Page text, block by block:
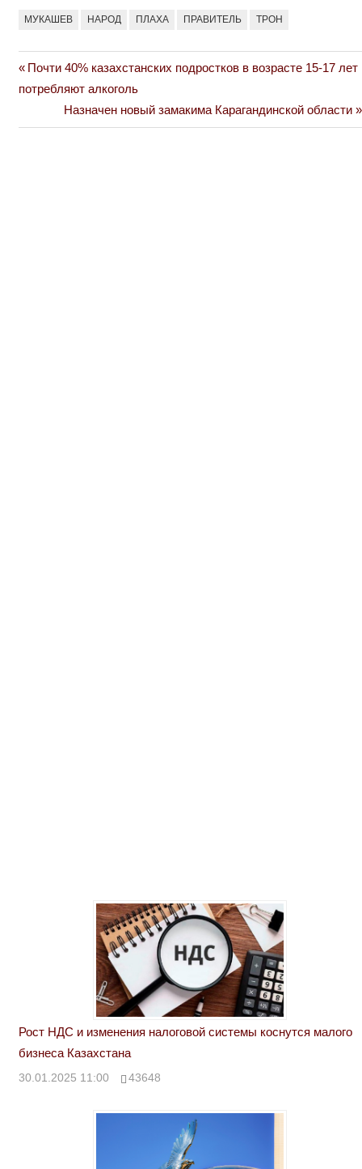
МУКАШЕВ НАРОД ПЛАХА ПРАВИТЕЛЬ ТРОН
Навигация
Previous
Post:
Почти 40% казахстанских подростков в возрасте 15-17 лет
потребляют алкоголь
Next
Post:
Назначен новый замакима Карагандинской области
Рост НДС и изменения налоговой системы коснутся малого
бизнеса Казахстана
30.01.2025 11:00 43648